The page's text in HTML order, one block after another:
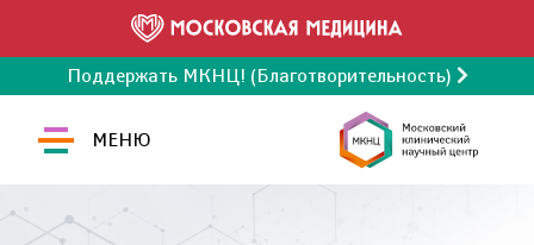
Поддержать МКНЦ! (Благотворительность)
МЕНЮ